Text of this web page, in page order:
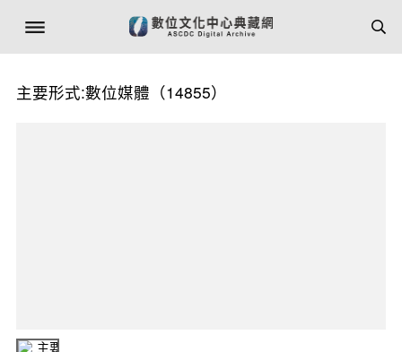
主要形式:數位媒體（14855）